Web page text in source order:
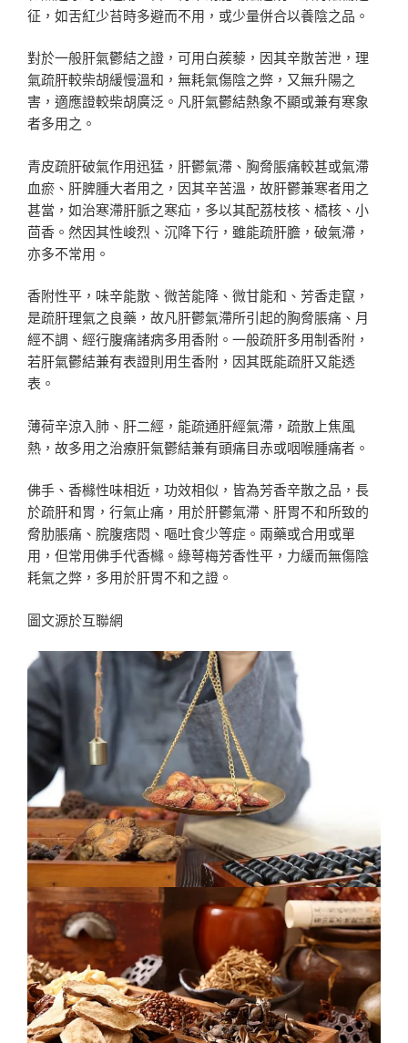
征，如舌紅少苔時多避而不用，或少量併合以養陰之品。
對於一般肝氣鬱結之證，可用白蒺藜，因其辛散苦泄，理
氣疏肝較柴胡緩慢溫和，無耗氣傷陰之弊，又無升陽之
害，適應證較柴胡廣泛。凡肝氣鬱結熱象不顯或兼有寒象
者多用之。
青皮疏肝破氣作用迅猛，肝鬱氣滯、胸脅脹痛較甚或氣滯
血瘀、肝脾腫大者用之，因其辛苦溫，故肝鬱兼寒者用之
甚當，如治寒滯肝脈之寒疝，多以其配荔枝核、橘核、小
茴香。然因其性峻烈、沉降下行，雖能疏肝膽，破氣滯，
亦多不常用。
香附性平，味辛能散、微苦能降、微甘能和、芳香走竄，
是疏肝理氣之良藥，故凡肝鬱氣滯所引起的胸脅脹痛、月
經不調、經行腹痛諸病多用香附。一般疏肝多用制香附，
若肝氣鬱結兼有表證則用生香附，因其既能疏肝又能透
表。
薄荷辛涼入肺、肝二經，能疏通肝經氣滯，疏散上焦風
熱，故多用之治療肝氣鬱結兼有頭痛目赤或咽喉腫痛者。
佛手、香櫞性味相近，功效相似，皆為芳香辛散之品，長
於疏肝和胃，行氣止痛，用於肝鬱氣滯、肝胃不和所致的
脅肋脹痛、脘腹痞悶、嘔吐食少等症。兩藥或合用或單
用，但常用佛手代香櫞。綠萼梅芳香性平，力緩而無傷陰
耗氣之弊，多用於肝胃不和之證。
圖文源於互聯網